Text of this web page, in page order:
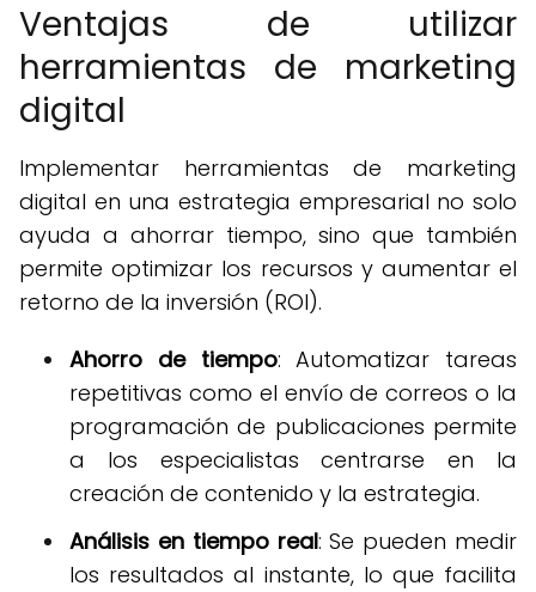
Ventajas de utilizar
herramientas de marketing
digital
Implementar herramientas de marketing
digital en una estrategia empresarial no solo
ayuda a ahorrar tiempo, sino que también
permite optimizar los recursos y aumentar el
retorno de la inversión (ROI).
Ahorro de tiempo: Automatizar tareas
repetitivas como el envío de correos o la
programación de publicaciones permite
a los especialistas centrarse en la
creación de contenido y la estrategia.
Análisis en tiempo real: Se pueden medir
los resultados al instante, lo que facilita